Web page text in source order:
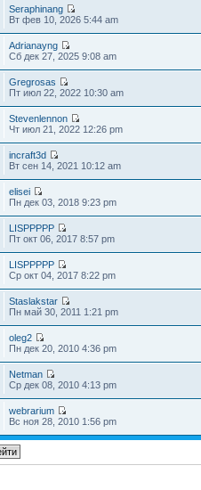
Seraphinang
Вт фев 10, 2026 5:44 am
Adrianayng
Сб дек 27, 2025 9:08 am
Gregrosas
Пт июл 22, 2022 10:30 am
Stevenlennon
Чт июл 21, 2022 12:26 pm
incraft3d
Вт сен 14, 2021 10:12 am
elisei
Пн дек 03, 2018 9:23 pm
LISPPPPP
Пт окт 06, 2017 8:57 pm
LISPPPPP
Ср окт 04, 2017 8:22 pm
Staslakstar
Пн май 30, 2011 1:21 pm
oleg2
Пн дек 20, 2010 4:36 pm
Netman
Ср дек 08, 2010 4:13 pm
webrarium
Вс ноя 28, 2010 1:56 pm